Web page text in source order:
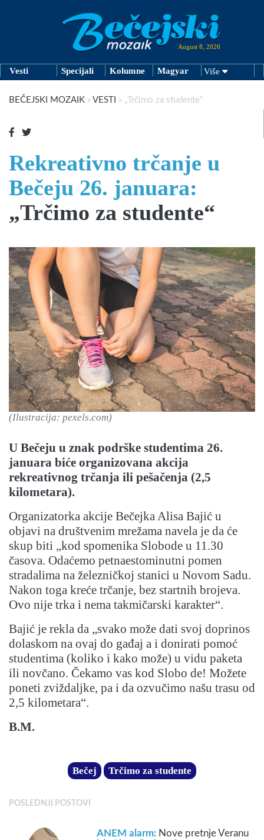
August 8, 2026
Vesti Specijali Kolumne Magyar Više
BEČEJSKI MOZAIK » VESTI » „Trčimo za studente“
Rekreativno trčanje u
Bečeju 26. januara:
„Trčimo za studente“
(Ilustracija: pexels.com)
U Bečeju u znak podrške studentima 26.
januara biće organizovana akcija
rekreativnog trčanja ili pešačenja (2,5
kilometara).
Organizatorka akcije Bečejka Alisa Bajić u
objavi na društvenim mrežama navela je da će
skup biti „kod spomenika Slobode u 11.30
časova. Odaćemo petnaestominutni pomen
stradalima na železničkoj stanici u Novom Sadu.
Nakon toga kreće trčanje, bez startnih brojeva.
Ovo nije trka i nema takmičarski karakter“.
Bajić je rekla da „svako može dati svoj doprinos
dolaskom na ovaj do gađaj a i donirati pomoć
studentima (koliko i kako može) u vidu paketa
ili novčano. Čekamo vas kod Slobo de! Možete
poneti zviždaljke, pa i da ozvučimo našu trasu od
2,5 kilometara“.
B.M.
Bečej Trčimo za studente
POSLEDNJI POSTOVI
ANEM alarm: Nove pretnje Veranu